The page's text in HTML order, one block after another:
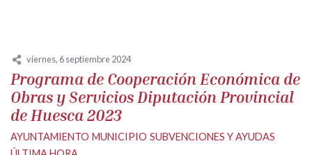
viernes, 6 septiembre 2024
Programa de Cooperación Económica de
Obras y Servicios Diputación Provincial
de Huesca 2023
AYUNTAMIENTO MUNICIPIO SUBVENCIONES Y AYUDAS